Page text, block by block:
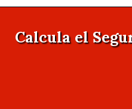
Calcula el